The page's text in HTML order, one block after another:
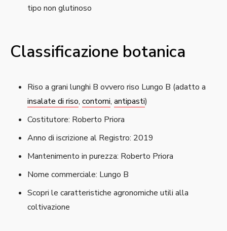
tipo non glutinoso
Classificazione botanica
Riso a grani lunghi B ovvero riso Lungo B (adatto a
insalate di riso, contorni, antipasti)
Costitutore: Roberto Priora
Anno di iscrizione al Registro: 2019
Mantenimento in purezza: Roberto Priora
Nome commerciale: Lungo B
Scopri le caratteristiche agronomiche utili alla
coltivazione